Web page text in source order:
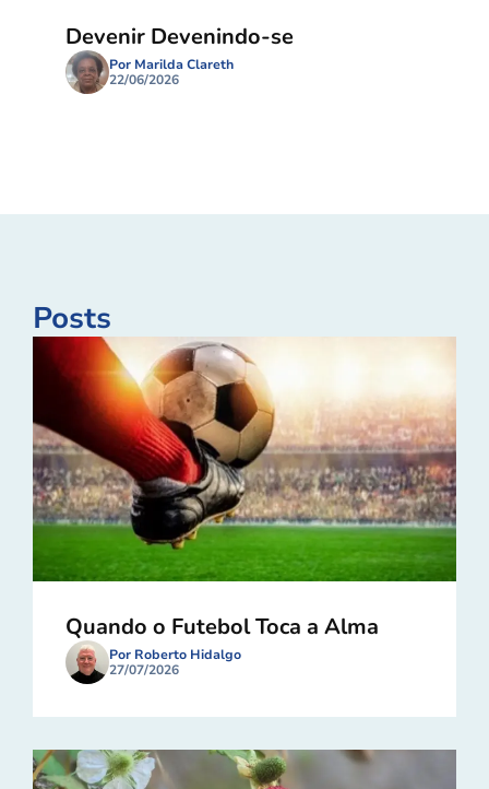
Devenir Devenindo-se
Por Marilda Clareth
22/06/2026
Posts
Quando o Futebol Toca a Alma
Por Roberto Hidalgo
27/07/2026